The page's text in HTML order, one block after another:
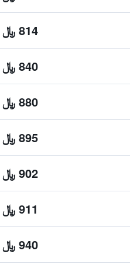
814 ﷼
840 ﷼
880 ﷼
895 ﷼
902 ﷼
911 ﷼
940 ﷼